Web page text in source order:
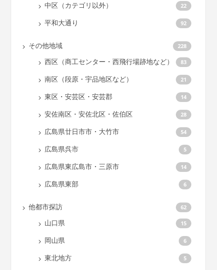
中区（カテゴリ以外） 22
平和大通り 92
その他地域 228
西区（商工センター・西飛行場跡地など） 83
南区（段原・宇品地区など） 21
東区・安芸区・安芸郡 14
安佐南区・安佐北区・佐伯区 28
広島県廿日市市・大竹市 54
広島県呉市 5
広島県東広島市・三原市 14
広島県東部 6
他都市探訪 62
山口県 15
岡山県 6
東北地方 5